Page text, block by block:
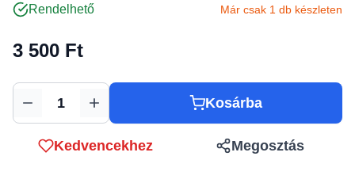
Rendelhető Már csak 1 db készleten
3 500 Ft
Mennyiség Kosárba
Kedvencekhez Megosztás